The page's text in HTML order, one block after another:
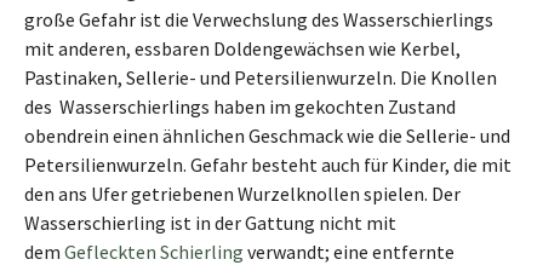
große Gefahr ist die Verwechslung des Wasserschierlings
mit anderen, essbaren Doldengewächsen wie Kerbel,
Pastinaken, Sellerie- und Petersilienwurzeln. Die Knollen
des Wasserschierlings haben im gekochten Zustand
obendrein einen ähnlichen Geschmack wie die Sellerie- und
Petersilienwurzeln. Gefahr besteht auch für Kinder, die mit
den ans Ufer getriebenen Wurzelknollen spielen. Der
Wasserschierling ist in der Gattung nicht mit
dem Gefleckten Schierling verwandt; eine entfernte